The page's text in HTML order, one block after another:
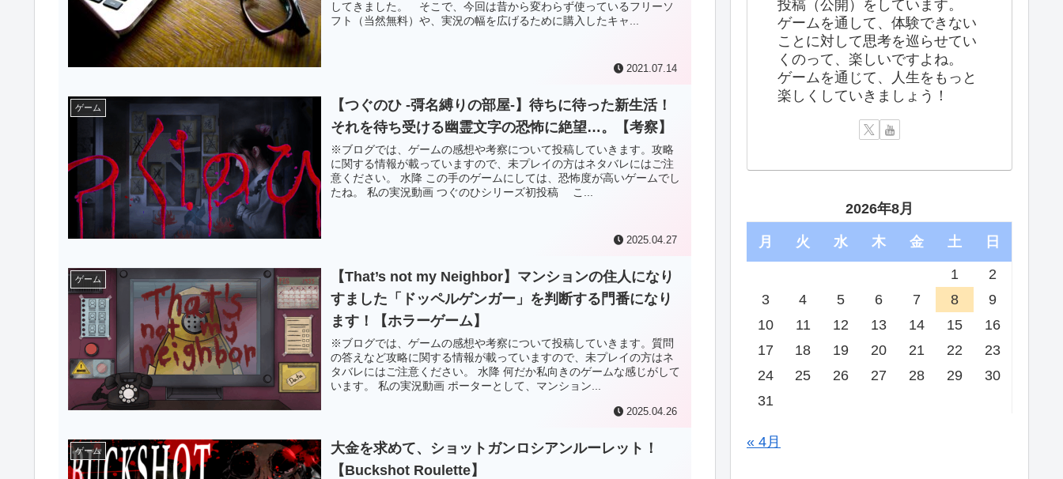
してきました。 そこで、今回は昔から変わらず使っているフリーソ
フト（当然無料）や、実況の幅を広げるために購入したキャ...
2021.07.14
ゲーム
【つぐのひ -彁名縛りの部屋-】待ちに待った新生活！
それを待ち受ける幽霊文字の恐怖に絶望…。【考察】
※ブログでは、ゲームの感想や考察について投稿していきます。攻略
に関する情報が載っていますので、未プレイの方はネタバレにはご注
意ください。 水降 この手のゲームにしては、恐怖度が高いゲームでし
たね。 私の実況動画 つぐのひシリーズ初投稿 こ...
2025.04.27
ゲーム
【That’s not my Neighbor】マンションの住人になり
すました「ドッペルゲンガー」を判断する門番になり
ます！【ホラーゲーム】
※ブログでは、ゲームの感想や考察について投稿していきます。質問
の答えなど攻略に関する情報が載っていますので、未プレイの方はネ
タバレにはご注意ください。 水降 何だか私向きのゲームな感じがして
います。 私の実況動画 ポーターとして、マンション...
2025.04.26
ゲーム
大金を求めて、ショットガンロシアンルーレット！
【Buckshot Roulette】
投稿（公開）をしています。
ゲームを通して、体験できない
ことに対して思考を巡らせてい
くのって、楽しいですよね。
ゲームを通じて、人生をもっと
楽しくしていきましょう！
2026年8月
月 火 水 木 金 土 日
1
2
3
4 5 6 7 8
9
10
11 12 13 14 15
16
17
18 19 20 21 22
23
24
25 26 27 28 29
30
31
« 4月